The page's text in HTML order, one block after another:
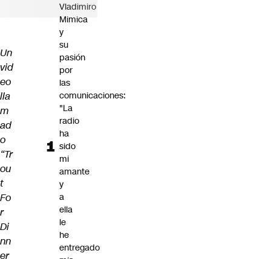
Un
vid
eo
lla
m
ad
o
“Tr
ou
t
Fo
r
Di
nn
er
Vladimiro
Mimica
y
su
pasión
por
las
comunicaciones:
"La
radio
ha
sido
mi
amante
y
a
ella
le
he
entregado